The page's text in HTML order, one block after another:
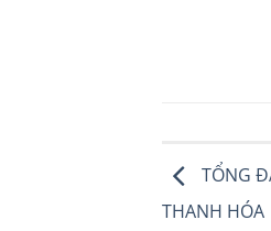
TỔNG
THANH HÓA